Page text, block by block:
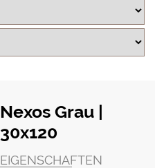
Nexos Grau |
30x120
EIGENSCHAFTEN